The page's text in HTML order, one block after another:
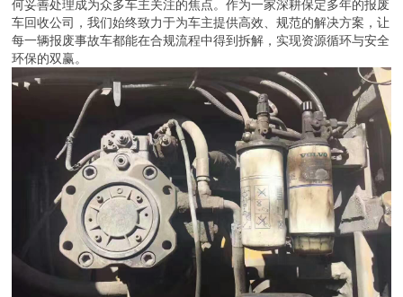
每一辆报废事故车都能在合规流程中得到拆解，实现资源循环与安全
环保的双赢。